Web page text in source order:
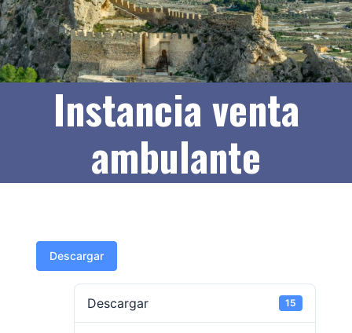
Instancia venta
ambulante
Descargar
Descargar 15